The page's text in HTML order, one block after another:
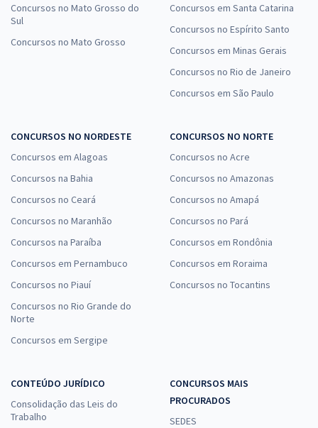
Concursos no Mato Grosso do
Sul
Concursos no Mato Grosso
Concursos em Santa Catarina
Concursos no Espírito Santo
Concursos em Minas Gerais
Concursos no Rio de Janeiro
Concursos em São Paulo
CONCURSOS NO NORDESTE
Concursos em Alagoas
Concursos na Bahia
Concursos no Ceará
Concursos no Maranhão
Concursos na Paraíba
Concursos em Pernambuco
Concursos no Piauí
Concursos no Rio Grande do
Norte
Concursos em Sergipe
CONCURSOS NO NORTE
Concursos no Acre
Concursos no Amazonas
Concursos no Amapá
Concursos no Pará
Concursos em Rondônia
Concursos em Roraima
Concursos no Tocantins
CONTEÚDO JURÍDICO
Consolidação das Leis do
Trabalho
CONCURSOS MAIS
PROCURADOS
SEDES